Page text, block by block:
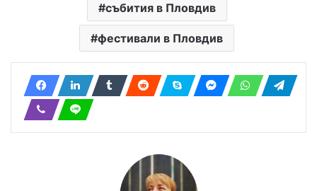
събития в Пловдив
фестивали в Пловдив